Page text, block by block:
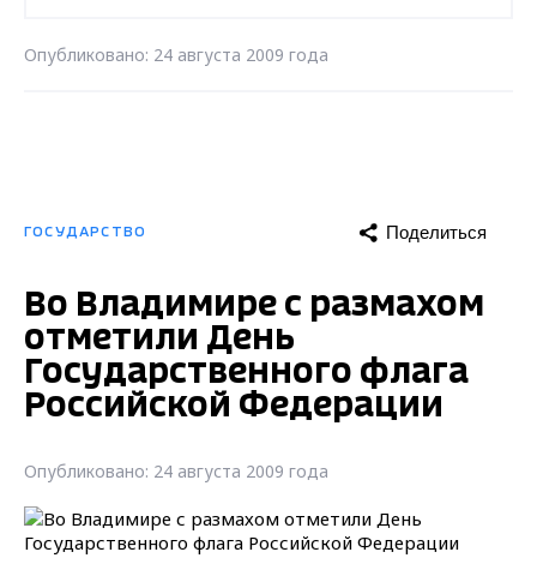
Опубликовано: 24 августа 2009 года
ГОСУДАРСТВО Поделиться
Во Владимире с размахом
отметили День
Государственного флага
Российской Федерации
Опубликовано: 24 августа 2009 года